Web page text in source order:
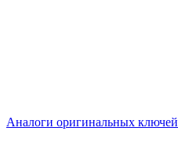
Аналоги оригинальных ключей